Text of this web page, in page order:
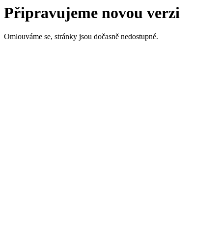
Připravujeme novou verzi
Omlouváme se, stránky jsou dočasně nedostupné.